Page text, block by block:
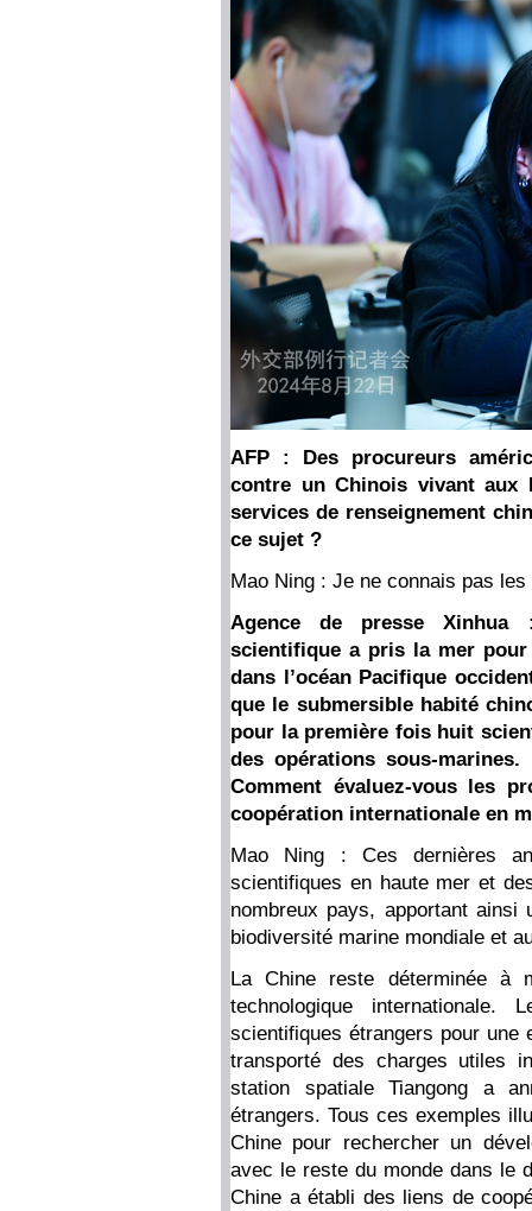
AFP : Des procureurs
contre un Chinois vivant aux
services de renseignement
ce sujet ?
Mao Ning : Je ne connais pas
Agence de presse Xinhua
scientifique a pris la mer
dans l’océan Pacifique
que le submersible habité
pour la première fois huit
des opérations sous-
Comment évaluez-vous les
coopération internationale en
Mao Ning : Ces dernières
scientifiques en haute mer et
nombreux pays, apportant
biodiversité marine mondiale et
La Chine reste déterminée à
technologique internationale.
scientifiques étrangers pour une
transporté des charges utiles
station spatiale Tiangong a
étrangers. Tous ces exemples
Chine pour rechercher un
avec le reste du monde dans le
Chine a établi des liens de